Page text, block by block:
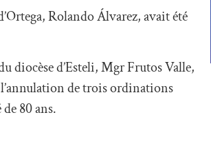
Rolando Álvarez, avait été
diocèse d’Esteli, Mgr Frutos Valle,
de trois ordinations
80 ans.